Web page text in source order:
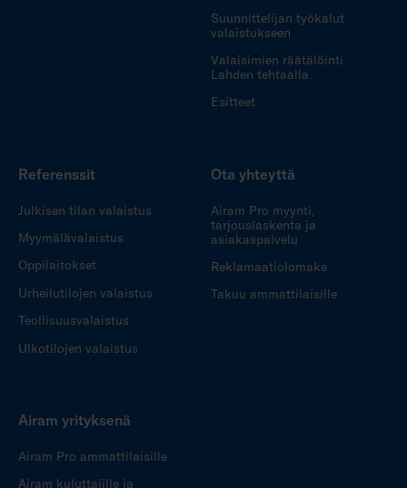
Suunnittelijan työkalut
valaistukseen
Valaisimien räätälöinti
Lahden tehtaalla
Esitteet
Referenssit
Julkisen tilan valaistus
Myymälävalaistus
Oppilaitokset
Urheilutilojen valaistus
Teollisuusvalaistus
Ulkotilojen valaistus
Ota yhteyttä
Airam Pro myynti,
tarjouslaskenta ja
asiakaspalvelu
Reklamaatiolomake
Takuu ammattilaisille
Airam yrityksenä
Airam Pro ammattilaisille
Airam kuluttajille ja